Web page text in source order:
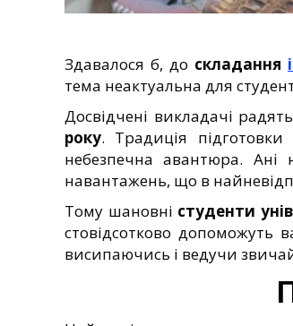
Здавалося б, до складання
тема неактуальна для
Досвідчені викладачі
року. Традиція
небезпечна авантюра. Ані
навантажень, що в
Тому шановні студенти
стовідсотково допоможуть
висипаючись і ведучи